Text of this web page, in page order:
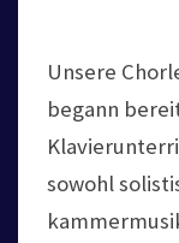
Unsere
begann
sowohl